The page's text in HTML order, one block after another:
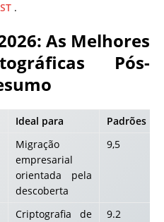
.
As Melhores
Pós-
Ideal para Padrões
Migração
empresarial
orientada pela
descoberta
9,5
Criptografia de
9.2